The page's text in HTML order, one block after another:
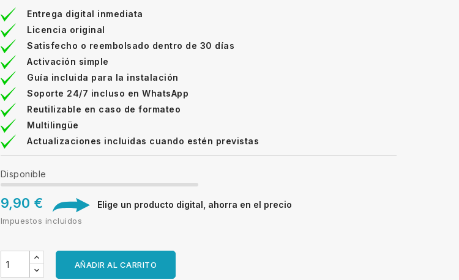
Entrega digital inmediata
Licencia original
Satisfecho o reembolsado dentro de 30 días
Activación simple
Guía incluida para la instalación
Soporte 24/7 incluso en WhatsApp
Reutilizable en caso de formateo
Multilingüe
Actualizaciones incluidas cuando estén previstas
Disponible
9,90 € Elige un producto digital, ahorra en el precio
Impuestos incluidos
AÑADIR AL CARRITO